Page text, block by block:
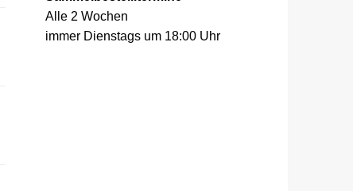
Alle 2 Wochen
immer Dienstags um 18:00 Uhr